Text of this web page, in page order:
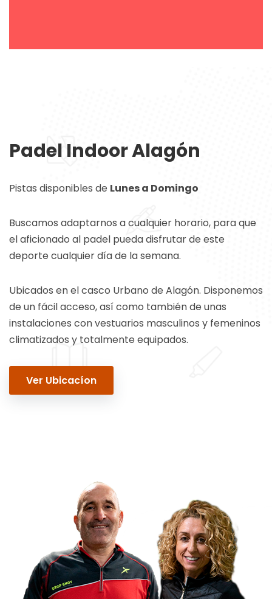
Padel Indoor Alagón
Pistas disponibles de Lunes a Domingo
Buscamos adaptarnos a cualquier horario, para que
el aficionado al padel pueda disfrutar de este
deporte cualquier día de la semana.
Ubicados en el casco Urbano de Alagón. Disponemos
de un fácil acceso, así como también de unas
instalaciones con vestuarios masculinos y femeninos
climatizados y totalmente equipados.
Ver Ubicacíon